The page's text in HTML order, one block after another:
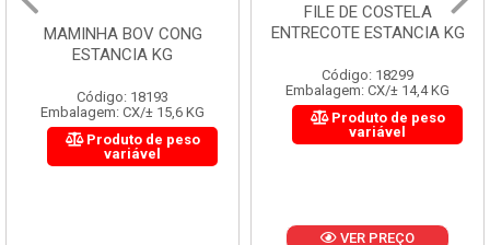
MAMINHA BOV CONG
ESTANCIA KG
Código: 18193
Embalagem: CX/± 15,6 KG
Produto de peso
variável
FILE DE COSTELA
ENTRECOTE ESTANCIA KG
Código: 18299
Embalagem: CX/± 14,4 KG
Produto de peso
variável
VER PREÇO